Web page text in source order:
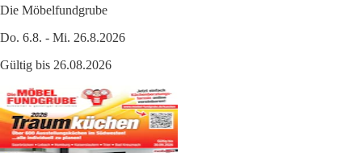
Die Möbelfundgrube
Do. 6.8. - Mi. 26.8.2026
Gültig bis 26.08.2026